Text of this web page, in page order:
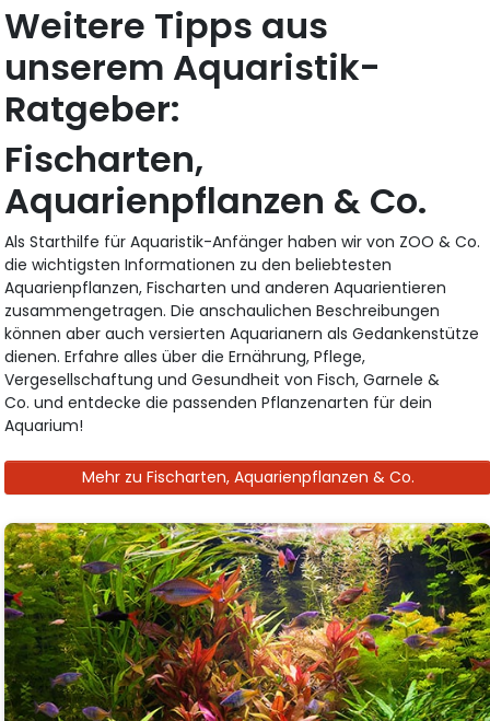
Weitere Tipps aus
unserem Aquaristik-
Ratgeber:
Fischarten,
Aquarienpflanzen & Co.
Als Starthilfe für Aquaristik-Anfänger haben wir von ZOO & Co.
die wichtigsten Informationen zu den beliebtesten
Aquarienpflanzen, Fischarten und anderen Aquarientieren
zusammengetragen. Die anschaulichen Beschreibungen
können aber auch versierten Aquarianern als Gedankenstütze
dienen. Erfahre alles über die Ernährung, Pflege,
Vergesellschaftung und Gesundheit von Fisch, Garnele &
Co. und entdecke die passenden Pflanzenarten für dein
Aquarium!
Mehr zu Fischarten, Aquarienpflanzen & Co.